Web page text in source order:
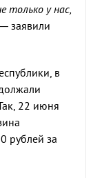
только у нас,
заявили
в
22 июня
рублей за